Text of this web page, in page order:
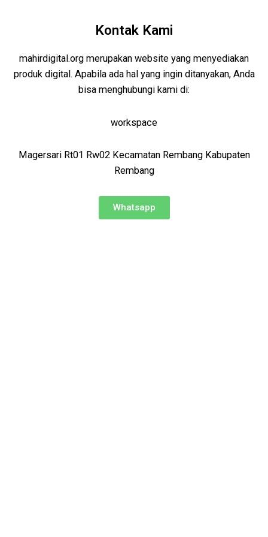
Kontak Kami
mahirdigital.org merupakan website yang menyediakan
produk digital. Apabila ada hal yang ingin ditanyakan, Anda
bisa menghubungi kami di:
workspace
Magersari Rt01 Rw02 Kecamatan Rembang Kabupaten
Rembang
Whatsapp